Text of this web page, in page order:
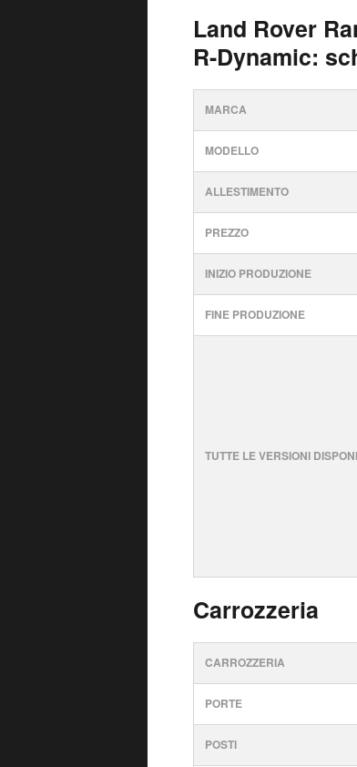
Land Rover
R-Dynamic:
MARCA
MODELLO
ALLESTIMENTO
PREZZO
INIZIO PRODUZIONE
FINE PRODUZIONE
TUTTE LE VERSIONI
Carrozzeria
CARROZZERIA
PORTE
POSTI